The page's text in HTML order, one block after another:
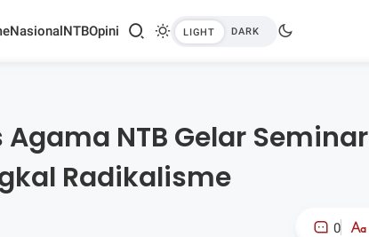
NasionalNTBOpini
NTB Gelar Seminar
Radikalisme
0